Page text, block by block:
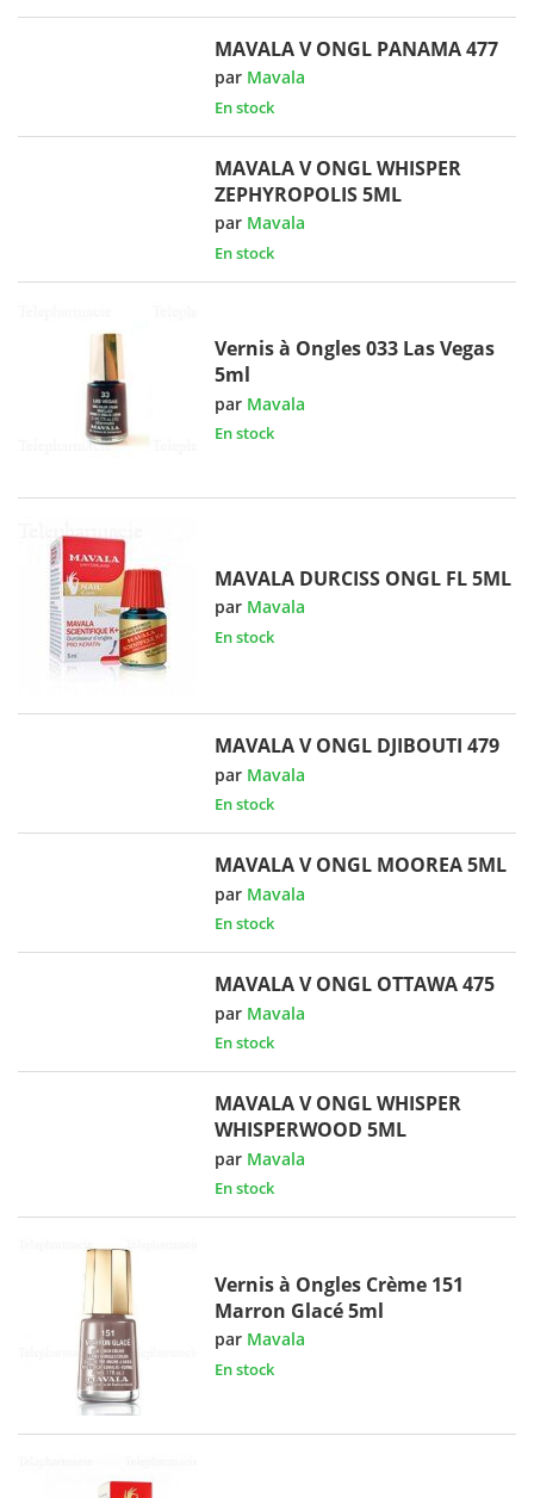
MAVALA V ONGL PANAMA 477
par Mavala
En stock
MAVALA V ONGL WHISPER
ZEPHYROPOLIS 5ML
par Mavala
En stock
Vernis à Ongles 033 Las Vegas
5ml
par Mavala
En stock
MAVALA DURCISS ONGL FL 5ML
par Mavala
En stock
MAVALA V ONGL DJIBOUTI 479
par Mavala
En stock
MAVALA V ONGL MOOREA 5ML
par Mavala
En stock
MAVALA V ONGL OTTAWA 475
par Mavala
En stock
MAVALA V ONGL WHISPER
WHISPERWOOD 5ML
par Mavala
En stock
Vernis à Ongles Crème 151
Marron Glacé 5ml
par Mavala
En stock